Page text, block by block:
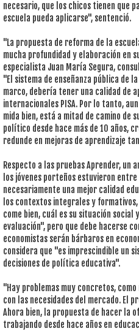
necesario, que los chicos tienen que
escuela pueda aplicarse", sentenció.
"La propuesta de reforma de la
mucha profundidad y elaboración en
especialista Juan María Segura,
"El sistema de enseñanza pública de
marco, debería tener una calidad de
internacionales PISA. Por lo tanto,
mida bien, está a mitad de camino de
político desde hace más de 10 años,
redunde en mejoras de aprendizaje
Respecto a las pruebas Aprender, un
los jóvenes porteños estuvieron
necesariamente una mejor calidad
los contextos integrales y
come bien, cuál es su situación
evaluación", pero que debe hacerse
economistas serán bárbaros en
considera que "es imprescindible un
decisiones de política educativa".
"Hay problemas muy concretos,
con las necesidades del mercado. El
Ahora bien, la propuesta de hacer la
trabajando desde hace años en